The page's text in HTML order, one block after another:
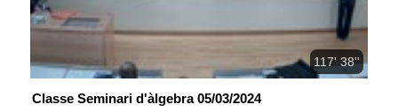
117' 38''
Classe Seminari d'àlgebra 05/03/2024